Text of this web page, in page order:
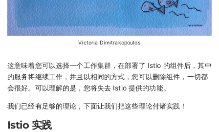
Victoria Dimitrakopoulos
这意味着您可以选择一个工作集群，在部署了 Istio 的组件后，其中
的服务将继续工作，并且以相同的方式，您可以删除组件，一切都
会很好。可以理解的是，您将失去 Istio 提供的功能。
我们已经有足够的理论，下面让我们把这些理论付诸实践！
Istio 实践